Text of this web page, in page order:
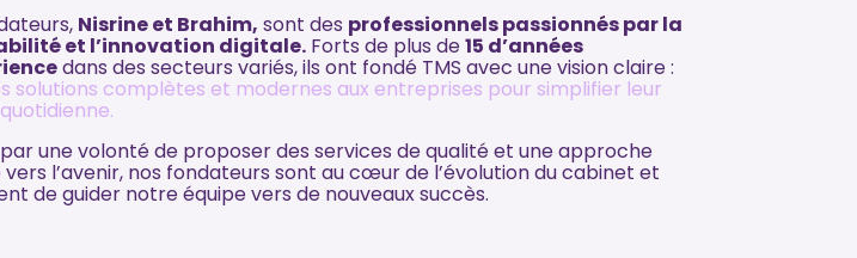
Nisrine et Brahim, sont des professionnels passionnés par la
et l’innovation digitale. Forts de plus de15 d’années
dans des secteurs variés, ils ont fondé TMS avec une vision claire :
solutions complètes et modernes aux entreprises pour simplifier leur
une volonté de proposer des services de qualité et une approche
l’avenir, nos fondateurs sont au cœur de l’évolution du cabinet et
de guider notre équipe vers de nouveaux succès.